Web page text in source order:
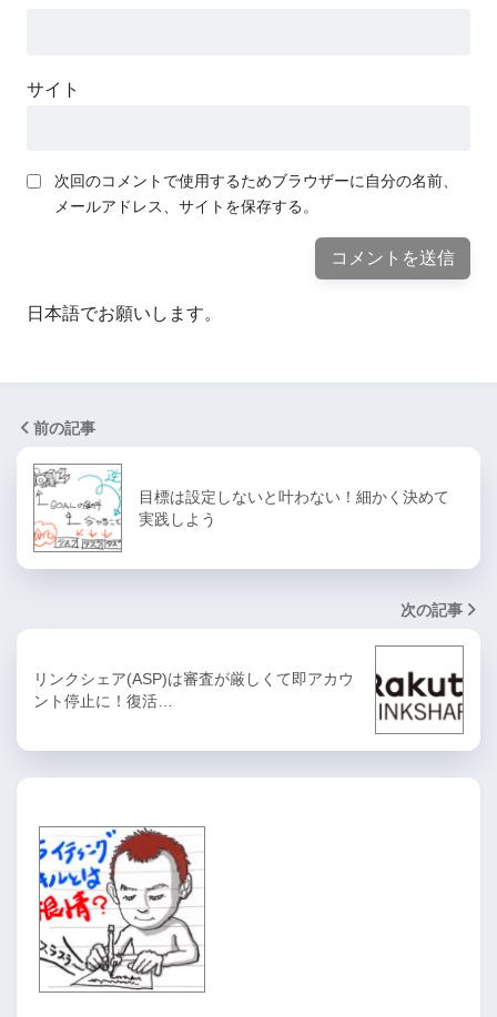
サイト
次回のコメントで使用するためブラウザーに自分の名前、
メールアドレス、サイトを保存する。
日本語でお願いします。
前の記事
目標は設定しないと叶わない！細かく決めて
実践しよう
次の記事
リンクシェア(ASP)は審査が厳しくて即アカウ
ント停止に！復活…